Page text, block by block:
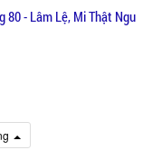
80 - Lâm Lệ, Mi Thật Ngu